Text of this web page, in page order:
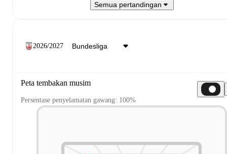
Semua pertandingan
2026/2027
Peta tembakan musim
Persentase penyelamatan gawang: 100%